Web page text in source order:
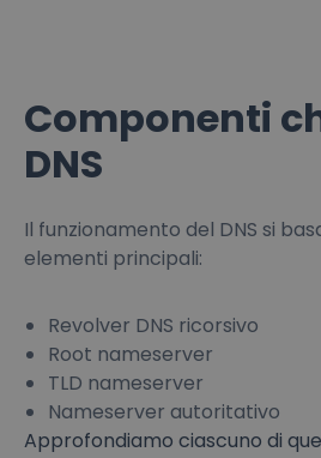
Componenti
DNS
Il funzionamento del DNS si
elementi principali:
Revolver DNS ricorsivo
Root nameserver
TLD nameserver
Nameserver autoritativo
Approfondiamo ciascuno di